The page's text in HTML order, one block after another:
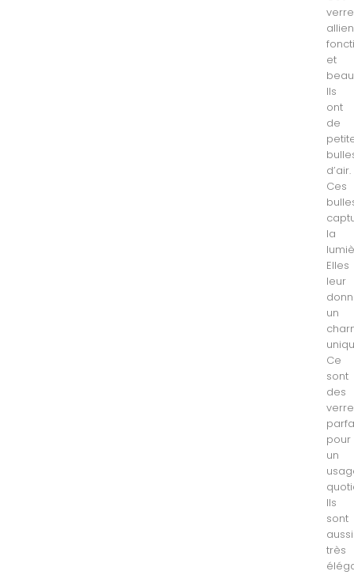
et
Ils
ont
de
d’air.
Ces
la
Elles
leur
un
Ce
sont
des
pour
un
Ils
sont
aussi
très